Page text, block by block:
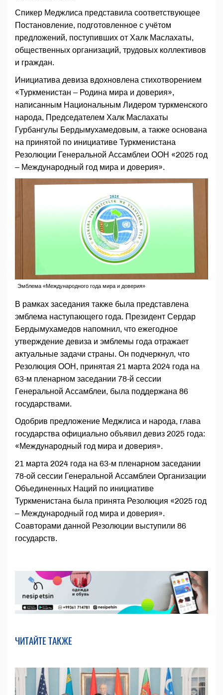
Спикер Меджлиса представила соответствующее
Постановление, подготовленное с учётом
предложений, поступивших от Халк Маслахаты,
общественных организаций, трудовых коллективов
и граждан.
Инициатива девиза вдохновлена стихотворением
«Туркменистан – Родина мира и доверия»,
написанным Национальным Лидером туркменского
народа, Председателем Халк Маслахаты
Гурбангулы Бердымухамедовым, а также основана
на принятой по инициативе Туркменистана
Резолюции Генеральной Ассамблеи ООН «2025 год
– Международный год мира и доверия».
Эмблема «Международного года мира и доверия»
В рамках заседания также была представлена
эмблема наступающего года. Президент Сердар
Бердымухамедов напомнил, что ежегодное
утверждение девиза и эмблемы года отражает
актуальные задачи страны. Он подчеркнул, что
Резолюция ООН, принятая 21 марта 2024 года на
63-м пленарном заседании 78-й сессии
Генеральной Ассамблеи, была поддержана 86
государствами.
Одобрив предложение Меджлиса и народа, глава
государства официально объявил девиз 2025 года:
«Международный год мира и доверия».
21 марта 2024 года на 63-м пленарном заседании
78-ой сессии Генеральной Ассамблеи Организации
Объединенных Наций по инициативе
Туркменистана была принята Резолюция «2025 год
– Международный год мира и доверия».
Соавторами данной Резолюции выступили 86
государств.
ЧИТАЙТЕ ТАКЖЕ